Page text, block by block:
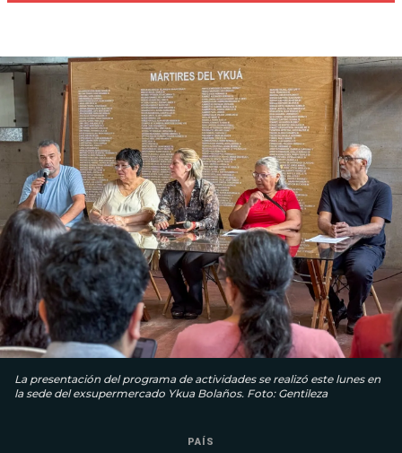
La presentación del programa de actividades se realizó este lunes en
la sede del exsupermercado Ykua Bolaños. Foto: Gentileza
PAÍS